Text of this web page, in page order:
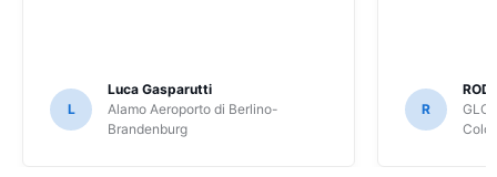
L
Luca Gasparutti
Alamo Aeroporto di Berlino-
Brandenburg
R